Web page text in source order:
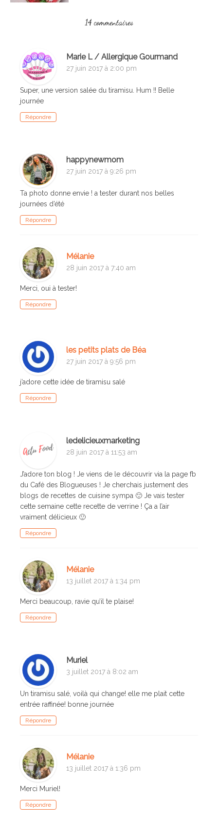
14 commentaires
Marie L / Allergique Gourmand
27 juin 2017 à 2:00 pm
Super, une version salée du tiramisu. Hum !! Belle
journée
Répondre
happynewmom
27 juin 2017 à 9:26 pm
Ta photo donne envie ! a tester durant nos belles
journées d’été
Répondre
Mélanie
28 juin 2017 à 7:40 am
Merci, oui à tester!
Répondre
les petits plats de Béa
27 juin 2017 à 9:56 pm
j’adore cette idée de tiramisu salé
Répondre
ledelicieuxmarketing
28 juin 2017 à 11:53 am
J’adore ton blog ! Je viens de le découvrir via la page fb
du Café des Blogueuses ! Je cherchais justement des
blogs de recettes de cuisine sympa 🙂 Je vais tester
cette semaine cette recette de verrine ! Ça a l’air
vraiment délicieux 🙂
Répondre
Mélanie
13 juillet 2017 à 1:34 pm
Merci beaucoup, ravie qu’il te plaise!
Répondre
Muriel
3 juillet 2017 à 8:02 am
Un tiramisu salé, voilà qui change! elle me plait cette
entrée raffinée! bonne journée
Répondre
Mélanie
13 juillet 2017 à 1:36 pm
Merci Muriel!
Répondre